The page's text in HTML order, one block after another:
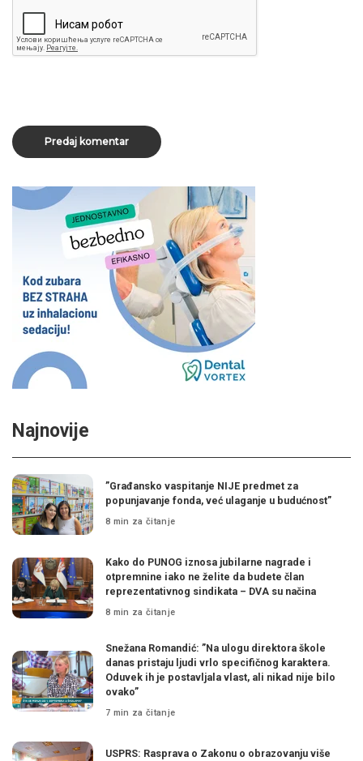
Najnovije
”Građansko vaspitanje NIJE predmet za
popunjavanje fonda, već ulaganje u budućnost”
8 min za čitanje
Kako do PUNOG iznosa jubilarne nagrade i
otpremnine iako ne želite da budete član
reprezentativnog sindikata – DVA su načina
8 min za čitanje
Snežana Romandić: ”Na ulogu direktora škole
danas pristaju ljudi vrlo specifičnog karaktera.
Oduvek ih je postavljala vlast, ali nikad nije bilo
ovako”
7 min za čitanje
USPRS: Rasprava o Zakonu o obrazovanju više